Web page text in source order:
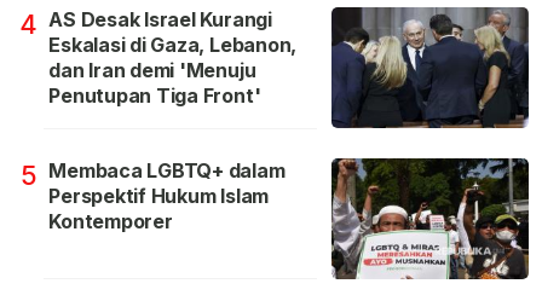
4 AS Desak Israel Kurangi
Eskalasi di Gaza, Lebanon,
dan Iran demi 'Menuju
Penutupan Tiga Front'
5 Membaca LGBTQ+ dalam
Perspektif Hukum Islam
Kontemporer